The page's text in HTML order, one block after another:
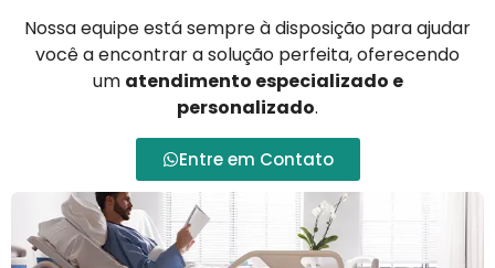
Nossa equipe está sempre à disposição para ajudar
você a encontrar a solução perfeita, oferecendo
um atendimento especializado e
personalizado.
Entre em Contato